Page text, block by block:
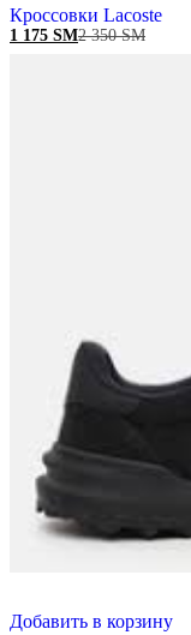
Кроссовки Lacoste
1 175 ЅМ2 350ЅМ
Добавить в корзину